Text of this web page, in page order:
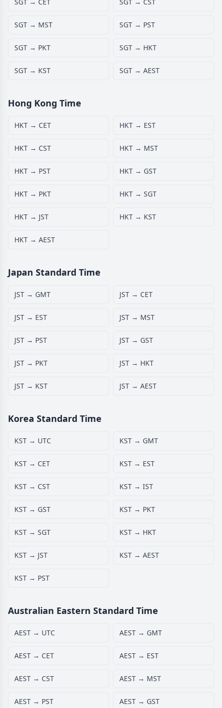
SGT → MST SGT → PST
SGT → PKT SGT → HKT
SGT → KST SGT → AEST
Hong Kong Time
HKT → CET HKT → EST
HKT → CST HKT → MST
HKT → PST HKT → GST
HKT → PKT HKT → SGT
HKT → JST HKT → KST
HKT → AEST
Japan Standard Time
JST → GMT JST → CET
JST → EST JST → MST
JST → PST JST → GST
JST → PKT JST → HKT
JST → KST JST → AEST
Korea Standard Time
KST → UTC KST → GMT
KST → CET KST → EST
KST → CST KST → IST
KST → GST KST → PKT
KST → SGT KST → HKT
KST → JST KST → AEST
KST → PST
Australian Eastern Standard Time
AEST → UTC AEST → GMT
AEST → CET AEST → EST
AEST → CST AEST → MST
AEST → PST AEST → GST